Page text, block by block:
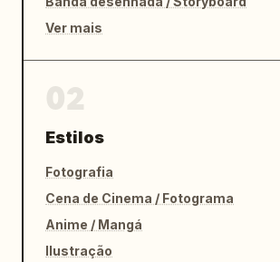
Ver mais
Estilos
Fotografia
Cena de Cinema / Fotograma
Anime / Mangá
Ilustração